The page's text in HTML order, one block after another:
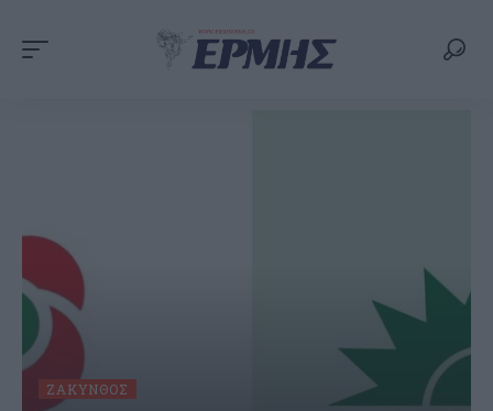
ΖΆΚΥΝΘΟΣ